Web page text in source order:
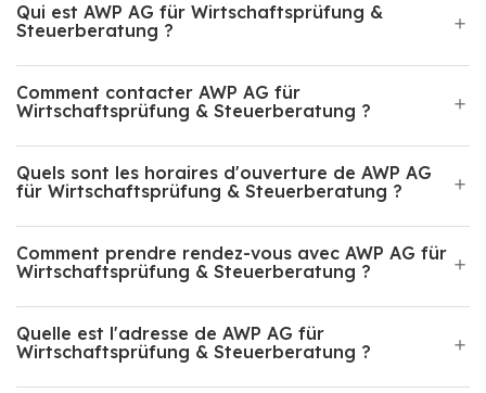
Qui est AWP AG für Wirtschaftsprüfung &
Steuerberatung ?
Comment contacter AWP AG für
Wirtschaftsprüfung & Steuerberatung ?
Quels sont les horaires d'ouverture de AWP AG
für Wirtschaftsprüfung & Steuerberatung ?
Comment prendre rendez-vous avec AWP AG für
Wirtschaftsprüfung & Steuerberatung ?
Quelle est l'adresse de AWP AG für
Wirtschaftsprüfung & Steuerberatung ?